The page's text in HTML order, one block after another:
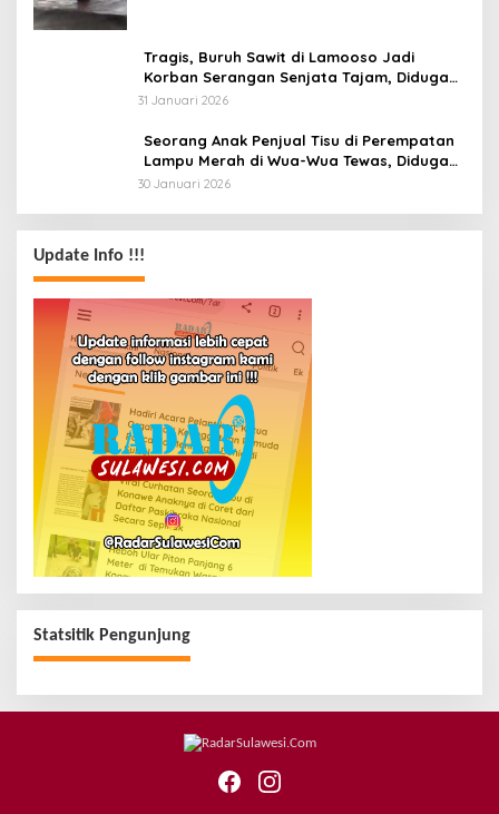
Tragis, Buruh Sawit di Lamooso Jadi
Korban Serangan Senjata Tajam, Diduga
Terkait Tanah
31 Januari 2026
Seorang Anak Penjual Tisu di Perempatan
Lampu Merah di Wua-Wua Tewas, Diduga
Jadi Korban Tabrak Lari
30 Januari 2026
Update Info !!!
Statsitik Pengunjung